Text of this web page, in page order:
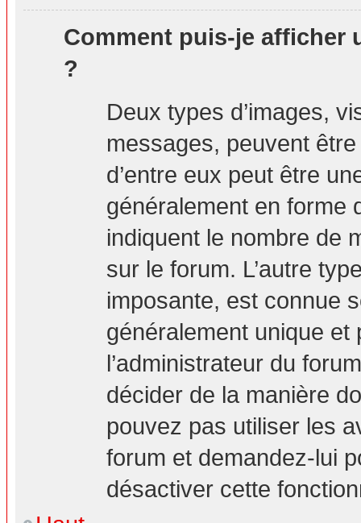
Comment puis-je afficher
?
Deux types d’images,
messages, peuvent être
d’entre eux peut être
généralement en forme
indiquent le nombre de
sur le forum. L’autre
imposante, est connue
généralement unique et
l’administrateur du
décider de la manière
pouvez pas utiliser les
forum et demandez-lui
désactiver cette